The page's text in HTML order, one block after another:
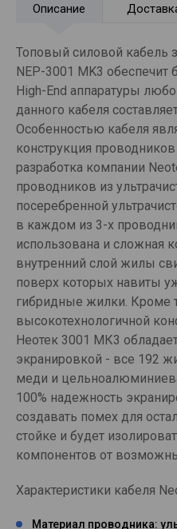
Описание
Топовый силовой кабель
NEP-3001 MK3
High-End аппаратуры
данного кабеля
Особенностью кабеля
конструкция
разработка компании
проводников из
посеребренной
в каждом из 3-х
использована и сложная
внутренний слой жилы
поверх которых навиты
гибридные жилки. Кроме
высокотехнологичной
Неотек 3001 МК3
экранировкой - все 192
меди и
100% надежность
создавать помех для
стойке и будет
компонентов от
Характеристики кабеля
Материал проводника: